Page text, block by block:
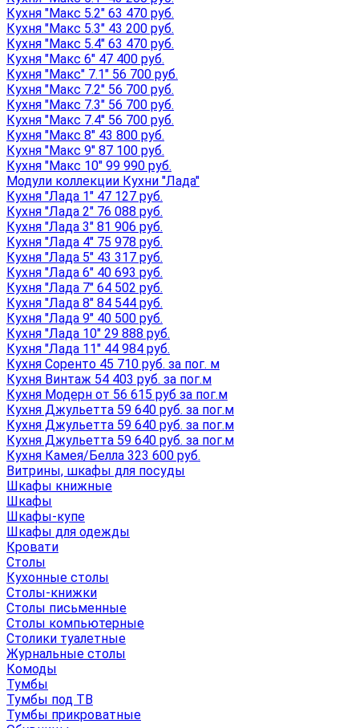
Кухня "Макс 5.2" 63 470 руб.
Кухня "Макс 5.3" 43 200 руб.
Кухня "Макс 5.4" 63 470 руб.
Кухня "Макс 6" 47 400 руб.
Кухня "Макс" 7.1" 56 700 руб.
Кухня "Макс 7.2" 56 700 руб.
Кухня "Макс 7.3" 56 700 руб.
Кухня "Макс 7.4" 56 700 руб.
Кухня "Макс 8" 43 800 руб.
Кухня "Макс 9" 87 100 руб.
Кухня "Макс 10" 99 990 руб.
Модули коллекции Кухни "Лада"
Кухня "Лада 1" 47 127 руб.
Кухня "Лада 2" 76 088 руб.
Кухня "Лада 3" 81 906 руб.
Кухня "Лада 4" 75 978 руб.
Кухня "Лада 5" 43 317 руб.
Кухня "Лада 6" 40 693 руб.
Кухня "Лада 7" 64 502 руб.
Кухня "Лада 8" 84 544 руб.
Кухня "Лада 9" 40 500 руб.
Кухня "Лада 10" 29 888 руб.
Кухня "Лада 11" 44 984 руб.
Кухня Соренто 45 710 руб. за пог. м
Кухня Винтаж 54 403 руб. за пог.м
Кухня Модерн от 56 615 руб за пог.м
Кухня Джульетта 59 640 руб. за пог.м
Кухня Джульетта 59 640 руб. за пог.м
Кухня Джульетта 59 640 руб. за пог.м
Кухня Камея/Белла 323 600 руб.
Витрины, шкафы для посуды
Шкафы книжные
Шкафы
Шкафы-купе
Шкафы для одежды
Кровати
Столы
Кухонные столы
Столы-книжки
Столы письменные
Столы компьютерные
Столики туалетные
Журнальные столы
Комоды
Тумбы
Тумбы под ТВ
Тумбы прикроватные